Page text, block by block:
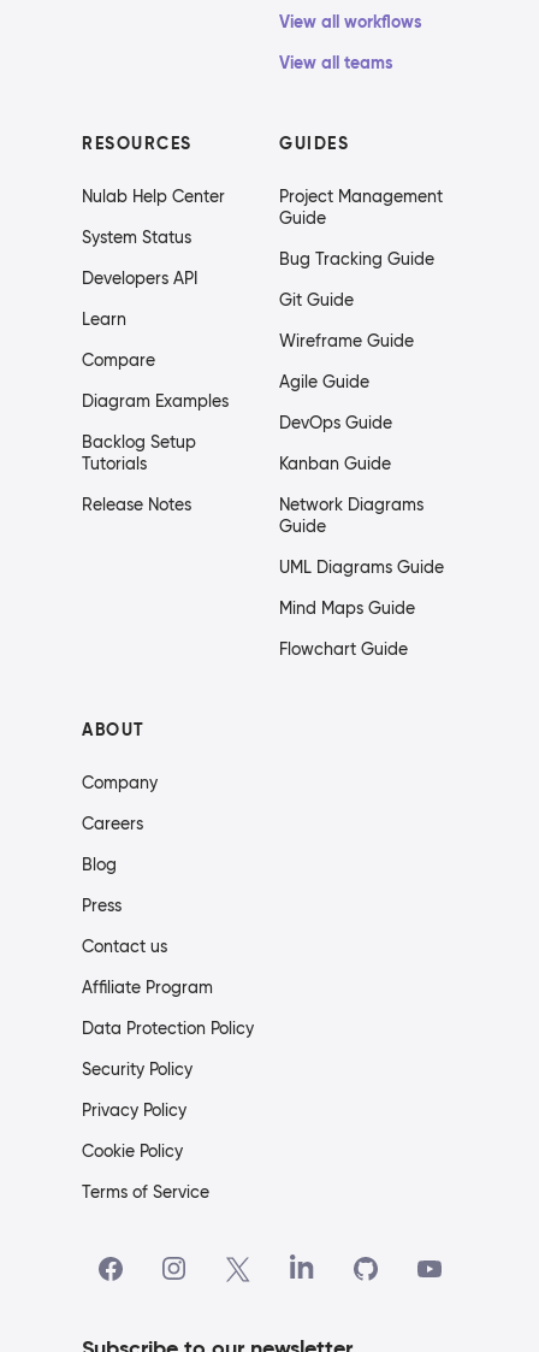
View all workflows
View all teams
RESOURCES
Nulab Help Center
System Status
Developers API
Learn
Compare
Diagram Examples
Backlog Setup
Tutorials
Release Notes
GUIDES
Project Management
Guide
Bug Tracking Guide
Git Guide
Wireframe Guide
Agile Guide
DevOps Guide
Kanban Guide
Network Diagrams
Guide
UML Diagrams Guide
Mind Maps Guide
Flowchart Guide
ABOUT
Company
Careers
Blog
Press
Contact us
Affiliate Program
Data Protection Policy
Security Policy
Privacy Policy
Cookie Policy
Terms of Service